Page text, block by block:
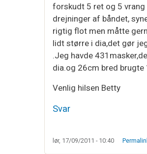
forskudt 5 ret og 5 vrang
drejninger af båndet,
rigtig flot men måtte
lidt større i dia,det gør
.Jeg havde
dia.og 26cm bred brugte
Venlig hilsen Betty
Svar
lør, 17/09/2011 - 10:40